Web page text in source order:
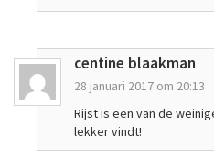
centine blaakman
28 januari 2017 om 20:13
Rijst is een van de
lekker vindt!